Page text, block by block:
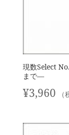
現数Select
まで—
¥3,960 （